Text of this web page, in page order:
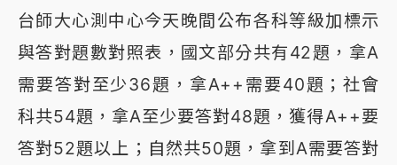
台師大心測中心今天晚間公布各科等級加標示
與答對題數對照表，國文部分共有42題，拿A
需要答對至少36題，拿A++需要40題；社會
科共54題，拿A至少要答對48題，獲得A++要
答對52題以上；自然共50題，拿到A需要答對